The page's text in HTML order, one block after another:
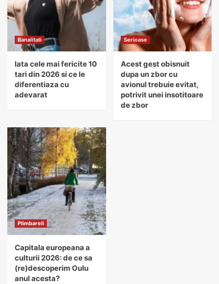
Banalitati
Iata cele mai fericite 10
tari din 2026 si ce le
diferentiaza cu
adevarat
Serioase
Acest gest obisnuit
dupa un zbor cu
avionul trebuie evitat,
potrivit unei insotitoare
de zbor
Plimbareli
Capitala europeana a
culturii 2026: de ce sa
(re)descoperim Oulu
anul acesta?